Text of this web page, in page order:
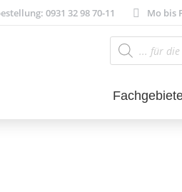
0931 32 98 70-11 Mo bis
Products
search